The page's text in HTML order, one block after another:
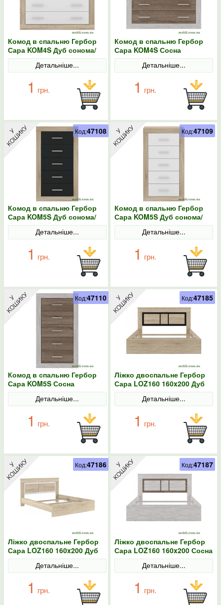
Комод в спальню Гербор
Сара KOM4S Дуб сонома/
Німфея альба
Детальніше...
1 грн.
Комод в спальню Гербор
Сара KOM4S Сосна
каньйон/Дуб сонома
трюфельДетальніше...
1 грн.
Комод в спальню Гербор
Сара KOM5S Дуб сонома/
Антрацит
Детальніше...
1 грн.
Код:47108
Комод в спальню Гербор
Сара KOM5S Дуб сонома/
Німфея альба
Детальніше...
1 грн.
Код:47109
Комод в спальню Гербор
Сара KOM5S Сосна
каньйон/Дуб сонома
трюфельДетальніше...
1 грн.
Код:47110
Ліжко двоспальне Гербор
Сара LOZ160 160x200 Дуб
сонома/Антрацит
Детальніше...
1 грн.
Код:47185
Ліжко двоспальне Гербор
Сара LOZ160 160x200 Дуб
сонома/Німфея альба
Детальніше...
1 грн.
Код:47186
Ліжко двоспальне Гербор
Сара LOZ160 160x200 Сосна
каньйон/Дуб сонома
трюфельДетальніше...
1 грн.
Код:47187